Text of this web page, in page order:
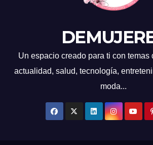
Un espacio creado para ti con temas
actualidad, salud, tecnología,
moda...